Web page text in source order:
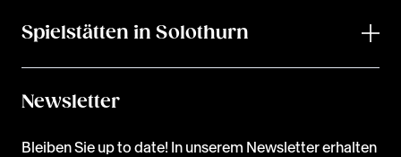
Spielstätten in Solothurn
Newsletter
Bleiben Sie up to date! In unserem Newsletter erhalten